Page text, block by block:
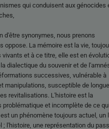
qui conduisent aux génocides
d'être synonymes, nous prenons
oppose. La mémoire est la vie,
vivants et à ce titre, elle est en
dialectique du souvenir et de
successives, vulnérable à
manipulations, susceptible de
revitalisations. L'histoire est la
et incomplète de ce qui
un phénomène toujours actuel, un
; l'histoire, une représentation du